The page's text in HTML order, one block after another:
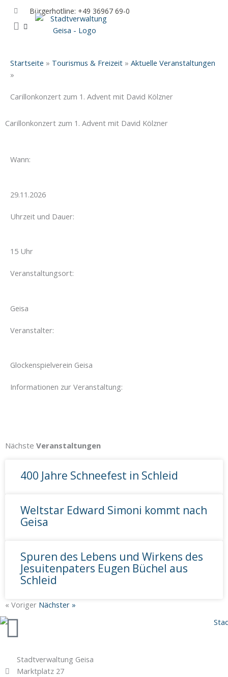
springen
Bürgerhotline: +49 36967 69-0
Startseite » Tourismus & Freizeit » Aktuelle Veranstaltungen
»
Carillonkonzert zum 1. Advent mit David Kölzner
Carillonkonzert zum 1. Advent mit David Kölzner
Wann:
29.11.2026
Uhrzeit und Dauer:
15 Uhr
Veranstaltungsort:
Geisa
Veranstalter:
Glockenspielverein Geisa
Informationen zur Veranstaltung:
Nächste Veranstaltungen
400 Jahre Schneefest in Schleid
Weltstar Edward Simoni kommt nach
Geisa
Spuren des Lebens und Wirkens des
Jesuitenpaters Eugen Büchel aus
Schleid
« Voriger Nächster »
Stadtverwaltung Geisa
Marktplatz 27